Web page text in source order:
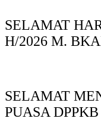
SELAMAT
H/2026 M.
SELAMAT
PUASA DPPKB